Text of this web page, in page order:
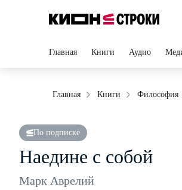
Главная Книги Аудио
Главная Книги Философия
По подписке
Наедине с собой
Марк Аврелий